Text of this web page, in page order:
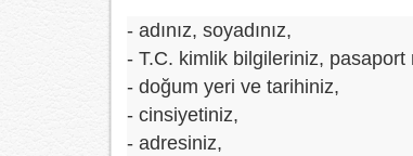
- adınız, soyadınız,
- T.C. kimlik bilgileriniz, pasaport
- doğum yeri ve tarihiniz,
- cinsiyetiniz,
- adresiniz,